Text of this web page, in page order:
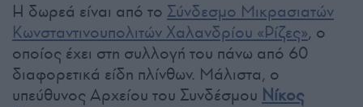
Η δωρεά είναι από το Σύνδεσμο Μικρασιατών
Κωνσταντινουπολιτών Χαλανδρίου «Ρίζες», ο
οποίος έχει στη συλλογή του πάνω από 60
διαφορετικά είδη πλίνθων. Μάλιστα, ο
υπεύθυνος Αρχείου του Συνδέσμου Νίκος